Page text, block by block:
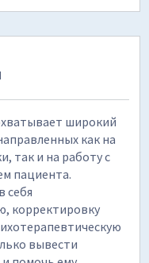
широкий
как на
так и на работу с
пациента.
себя
корректировку
вывести